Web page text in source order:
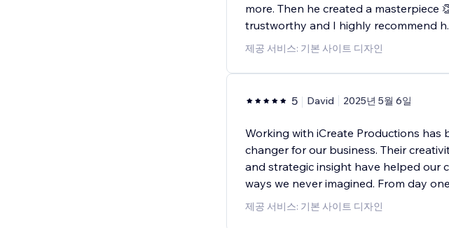
more. Then he created a masterpiece
trustworthy and I highly recommend h
제공 서비스: 기본 사이트 디자인
5 David 2025년 5월 6일
Working with iCreate Productions has
changer for our business. Their
and strategic insight have helped our
ways we never imagined. From day one
제공 서비스: 기본 사이트 디자인